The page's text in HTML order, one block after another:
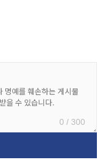
0 / 300